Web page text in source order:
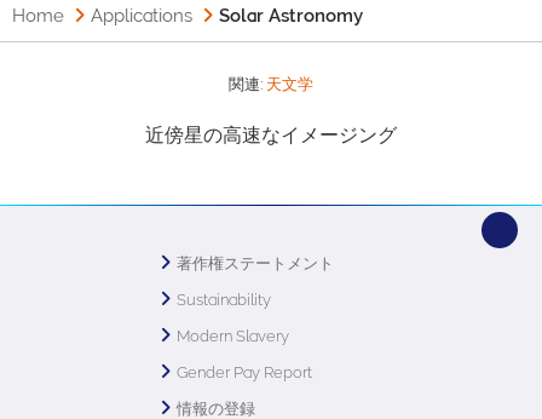
Home Applications Solar Astronomy
関連: 天文学
近傍星の高速なイメージング
著作権ステートメント
Sustainability
Modern Slavery
Gender Pay Report
情報の登録